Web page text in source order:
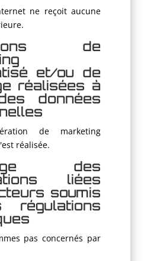
ne reçoit aucune
de
et/ou de
réalisées à
données
de marketing
réalisée.
des
liées
soumis
pas concernés par